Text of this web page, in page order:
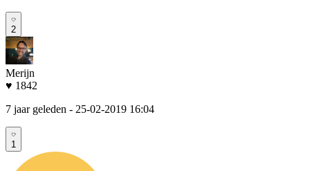
2
Merijn
♥ 1842
7 jaar geleden - 25-02-2019 16:04
1